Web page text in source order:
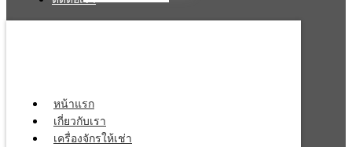
หน้าแรก
เกี่ยวกับเรา
เครื่องจักรให้เช่า